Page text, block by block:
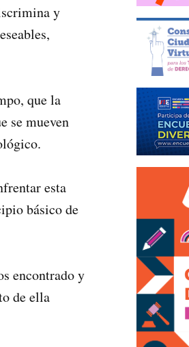
y
que la
se mueven
esta
básico de
encontrado y
de ella